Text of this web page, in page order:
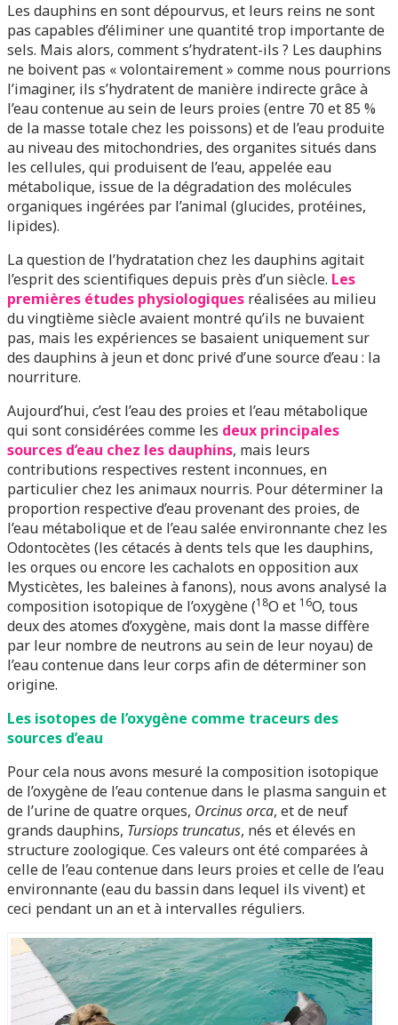
Les dauphins en sont dépourvus, et leurs reins ne sont
pas capables d’éliminer une quantité trop importante de
sels. Mais alors, comment s’hydratent-ils ? Les dauphins
ne boivent pas « volontairement » comme nous pourrions
l’imaginer, ils s’hydratent de manière indirecte grâce à
l’eau contenue au sein de leurs proies (entre 70 et 85 %
de la masse totale chez les poissons) et de l’eau produite
au niveau des mitochondries, des organites situés dans
les cellules, qui produisent de l’eau, appelée eau
métabolique, issue de la dégradation des molécules
organiques ingérées par l’animal (glucides, protéines,
lipides).
La question de l’hydratation chez les dauphins agitait
l’esprit des scientifiques depuis près d’un siècle. Les
premières études physiologiques réalisées au milieu
du vingtième siècle avaient montré qu’ils ne buvaient
pas, mais les expériences se basaient uniquement sur
des dauphins à jeun et donc privé d’une source d’eau : la
nourriture.
Aujourd’hui, c’est l’eau des proies et l’eau métabolique
qui sont considérées comme les deux principales
sources d’eau chez les dauphins, mais leurs
contributions respectives restent inconnues, en
particulier chez les animaux nourris. Pour déterminer la
proportion respective d’eau provenant des proies, de
l’eau métabolique et de l’eau salée environnante chez les
Odontocètes (les cétacés à dents tels que les dauphins,
les orques ou encore les cachalots en opposition aux
Mysticètes, les baleines à fanons), nous avons analysé la
composition isotopique de l’oxygène (18O et 16O, tous
deux des atomes d’oxygène, mais dont la masse diffère
par leur nombre de neutrons au sein de leur noyau) de
l’eau contenue dans leur corps afin de déterminer son
origine.
Les isotopes de l’oxygène comme traceurs des
sources d’eau
Pour cela nous avons mesuré la composition isotopique
de l’oxygène de l’eau contenue dans le plasma sanguin et
de l’urine de quatre orques, Orcinus orca, et de neuf
grands dauphins, Tursiops truncatus, nés et élevés en
structure zoologique. Ces valeurs ont été comparées à
celle de l’eau contenue dans leurs proies et celle de l’eau
environnante (eau du bassin dans lequel ils vivent) et
ceci pendant un an et à intervalles réguliers.